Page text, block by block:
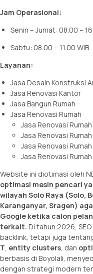
Jam Operasional:
Senin – Jumat: 08.00 –
Sabtu: 08.00 – 11.00 WIB
Layanan:
Jasa Desain Konstruksi
Jasa Renovasi Kantor
Jasa Bangun Rumah
Jasa Renovasi Rumah
Jasa Renovasi
Jasa Renovasi
Jasa Renovasi
Jasa Renovasi
Website ini diotimasi oleh
optimasi mesin pencari
wilayah Solo Raya (Solo,
Karanganyar, Sragen)
Google ketika calon
terkait. Di tahun 2026,
backlink, tetapi juga
T entity clusters , dan
berbasis di Boyolali,
dengan strategi modern